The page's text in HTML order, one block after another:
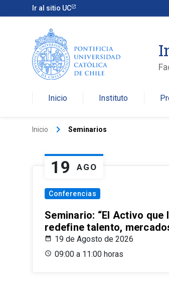
Ir al sitio UC
Inicio Instituto
Inicio keyboard_arrow_right Seminarios
19 AGO
Conferencias
Seminario: “El Activo
redefine talento,
19 de Agosto de 2026
09:00 a 11:00 horas